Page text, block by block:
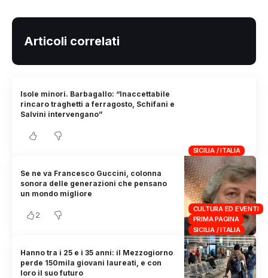
Articoli correlati
SICILIA / ITALIA
Isole minori. Barbagallo: “Inaccettabile
rincaro traghetti a ferragosto, Schifani e
Salvini intervengano”
CULTURA ED EVENTI
PRIMA PAGINA
SICILIA / ITALIA
Se ne va Francesco Guccini, colonna
sonora delle generazioni che pensano
un mondo migliore
2
Hanno tra i 25 e i 35 anni: il Mezzogiorno
perde 150mila giovani laureati, e con
loro il suo futuro